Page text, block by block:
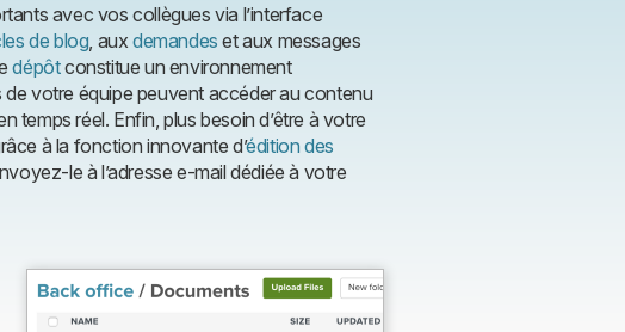
avec vos collègues via l’interface
de blog , auxdemandes et aux messages
dépôtconstitue un environnement
votre équipe peuvent accéder au contenu
temps réel. Enfin, plus besoin d’être à votre
à la fonction innovante d’édition des
le à l’adresse e-mail dédiée à votre